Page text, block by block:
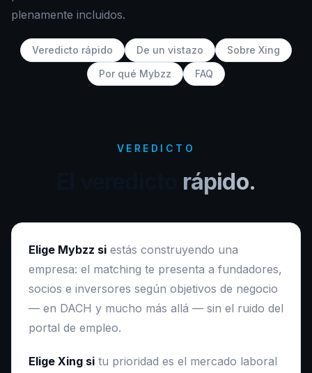
plenamente incluidos.
Veredicto rápido De un vistazo
Sobre Xing
Por qué Mybzz
FAQ
VEREDICTO
rápido.
Elige Mybzz si estás construyendo una
empresa: el matching te presenta a fundadores,
socios e inversores según objetivos de negocio
— en DACH y mucho más allá — sin el ruido del
portal de empleo.
Elige Xing si tu prioridad es el mercado laboral